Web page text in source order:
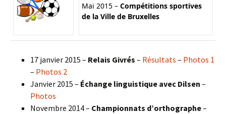
Mai 2015 – Compétitions sportives
de la Ville de Bruxelles
17 janvier 2015 – Relais Givrés – Résultats – Photos 1
– Photos 2
Janvier 2015 – Échange linguistique avec Dilsen –
Photos
Novembre 2014 – Championnats d’orthographe–